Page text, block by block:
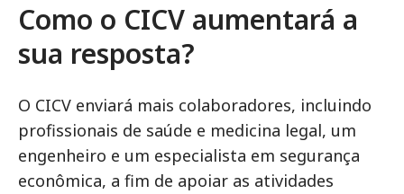
Como o CICV aumentará a
sua resposta?
O CICV enviará mais colaboradores, incluindo
profissionais de saúde e medicina legal, um
engenheiro e um especialista em segurança
econômica, a fim de apoiar as atividades